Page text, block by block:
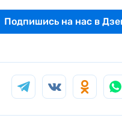
Подпишись на нас в